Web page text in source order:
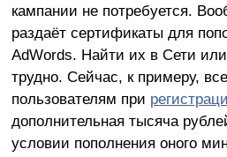
кампании не потребуется.
раздаёт сертификаты для
AdWords. Найти их в Сети
трудно. Сейчас, к примеру,
пользователям при
дополнительная тысяча
условии пополнения оного